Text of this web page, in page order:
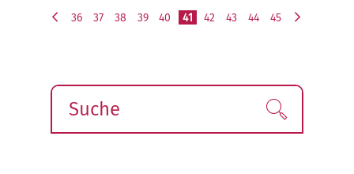
36 37 38 39 40 41 42 43 44
45
s
Suche Finden!